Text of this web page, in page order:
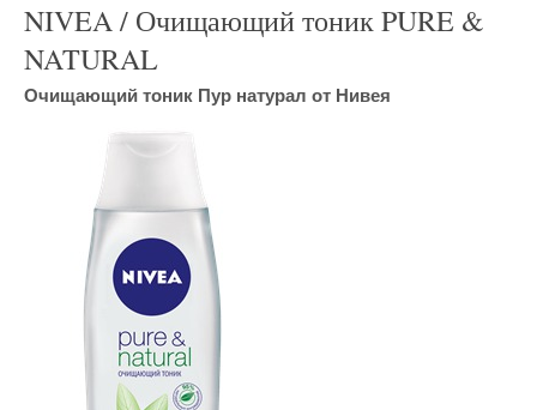
NIVEA / Очищающий тоник PURE &
NATURAL
Очищающий тоник Пур натурал от Нивея